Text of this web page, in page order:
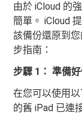
由於 iCloud 的
簡單。 iCloud
該備份還原到
步指南：
步驟 1： 準備
在您可以使用
的舊 iPad 已連